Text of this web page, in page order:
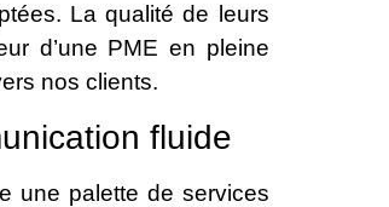
La qualité de leurs
d’une PME en pleine
nos clients.
fluide
une palette de services